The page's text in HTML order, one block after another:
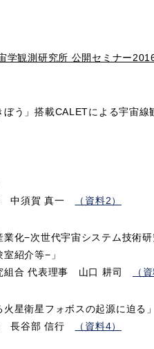
学観測研究所 公開セミナー
ぼう」搭載CALETによる宇宙
中須賀 真一
（資料2）
業化−次世代宇宙システム技術
紹介等−」
組合 代表理事 山口 耕司
（
星衛星フォボスの起源に迫る」
長谷部 信行
（資料4）